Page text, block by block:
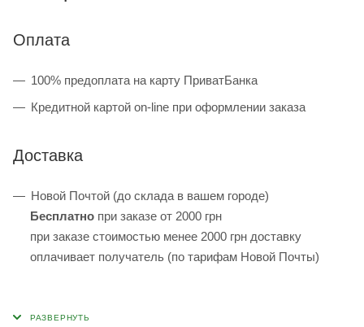
Оплата
100% предоплата на карту ПриватБанка
Кредитной картой on-line при оформлении заказа
Доставка
Новой Почтой (до склада в вашем городе)
Бесплатно при заказе от 2000 грн
при заказе стоимостью менее 2000 грн доставку
оплачивает получатель (по тарифам Новой Почты)